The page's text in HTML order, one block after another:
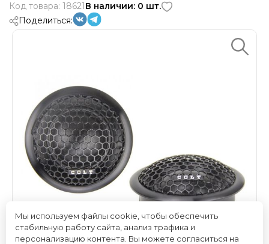
Код товара: 18621В наличии: 0 шт.
Поделиться:
Мы используем файлы cookie, чтобы обеспечить
стабильную работу сайта, анализ трафика и
персонализацию контента. Вы можете согласиться на